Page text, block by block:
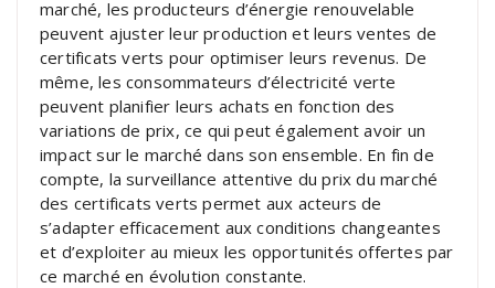
marché, les producteurs d’énergie renouvelable
peuvent ajuster leur production et leurs ventes de
certificats verts pour optimiser leurs revenus. De
même, les consommateurs d’électricité verte
peuvent planifier leurs achats en fonction des
variations de prix, ce qui peut également avoir un
impact sur le marché dans son ensemble. En fin de
compte, la surveillance attentive du prix du marché
des certificats verts permet aux acteurs de
s’adapter efficacement aux conditions changeantes
et d’exploiter au mieux les opportunités offertes par
ce marché en évolution constante.